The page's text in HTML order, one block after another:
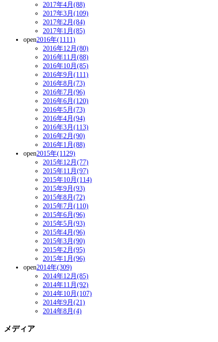
2017年4月(88)
2017年3月(109)
2017年2月(84)
2017年1月(85)
open2016年(1111)
2016年12月(80)
2016年11月(88)
2016年10月(85)
2016年9月(111)
2016年8月(73)
2016年7月(96)
2016年6月(120)
2016年5月(73)
2016年4月(94)
2016年3月(113)
2016年2月(90)
2016年1月(88)
open2015年(1129)
2015年12月(77)
2015年11月(97)
2015年10月(114)
2015年9月(93)
2015年8月(72)
2015年7月(110)
2015年6月(96)
2015年5月(93)
2015年4月(96)
2015年3月(90)
2015年2月(95)
2015年1月(96)
open2014年(309)
2014年12月(85)
2014年11月(92)
2014年10月(107)
2014年9月(21)
2014年8月(4)
メディア